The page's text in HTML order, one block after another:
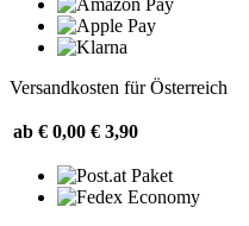
Versandkosten für Österreich
ab € 0,00 € 3,90